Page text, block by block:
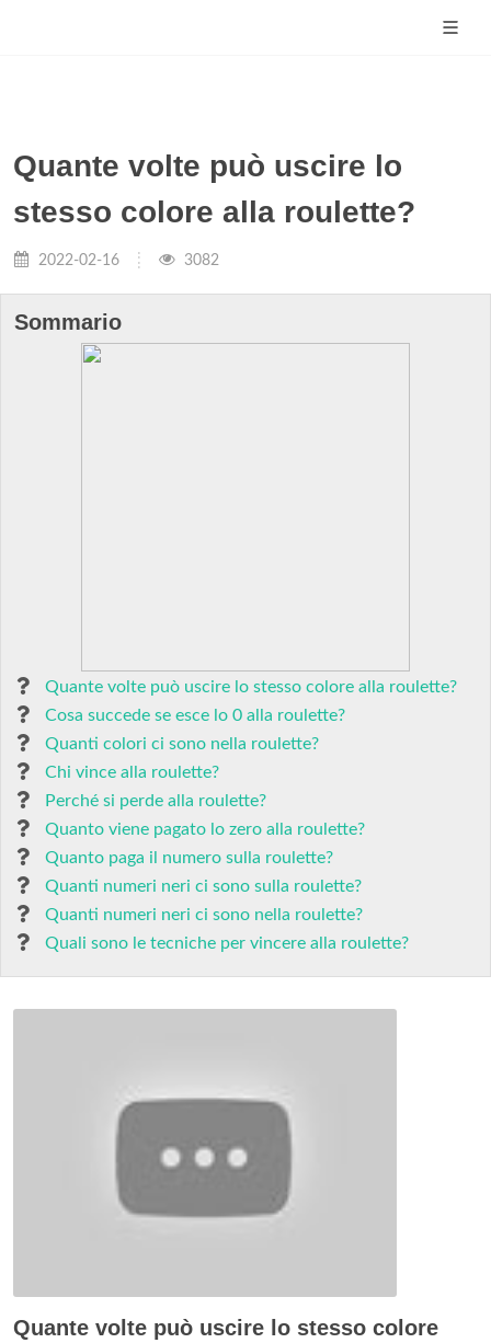
Quante volte può uscire lo
stesso colore alla roulette?
2022-02-16 3082
Sommario
Quante volte può uscire lo stesso colore alla roulette?
Cosa succede se esce lo 0 alla roulette?
Quanti colori ci sono nella roulette?
Chi vince alla roulette?
Perché si perde alla roulette?
Quanto viene pagato lo zero alla roulette?
Quanto paga il numero sulla roulette?
Quanti numeri neri ci sono sulla roulette?
Quanti numeri neri ci sono nella roulette?
Quali sono le tecniche per vincere alla roulette?
Quante volte può uscire lo stesso colore